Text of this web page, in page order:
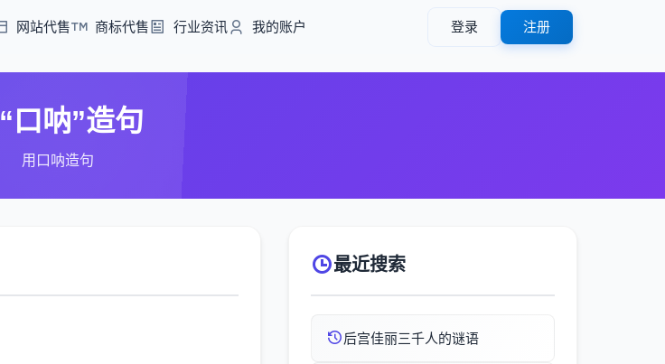
网站代售 商标代售 行业资讯 我的账户 登录 注册
“口呐”造句
用口呐造句
最近搜索
后宫佳丽三千人的谜语